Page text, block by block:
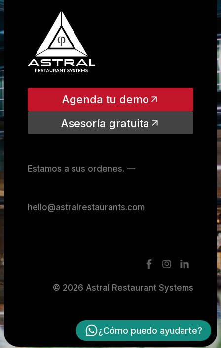
¿Cómo puedo ayudarte?
Agenda tu demo
Asesoría gratuita
Estamos a sus ordenes. —
hello@astralrestaurants.com
© 2026 Astral Restaurant Systems